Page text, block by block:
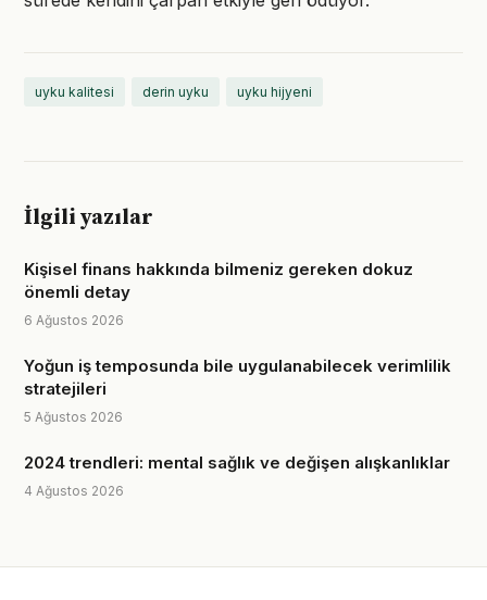
uyku kalitesi derin uyku uyku hijyeni
İlgili yazılar
Kişisel finans hakkında bilmeniz gereken dokuz
önemli detay
6 Ağustos 2026
Yoğun iş temposunda bile uygulanabilecek verimlilik
stratejileri
5 Ağustos 2026
2024 trendleri: mental sağlık ve değişen alışkanlıklar
4 Ağustos 2026